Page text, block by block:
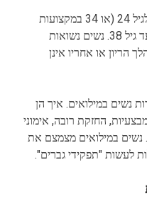
נשים רווקות משרתות ב מילואים עד לגיל 24 (או 34 במקצועות
מיוחדים), אף שעל פי חוק ניתן לזמנן עד גיל 38. נשים נשואות
הריון או אחריו אינן
נשים במילואים. איך הן
החזקת רובה, אימוני
נשים במילואים מצמצם את
לעשות "תפקידי גברים".